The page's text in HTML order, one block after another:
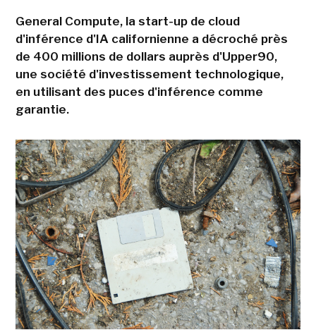
General Compute, la start-up de cloud
d'inférence d'IA californienne a décroché près
de 400 millions de dollars auprès d'Upper90,
une société d'investissement technologique,
en utilisant des puces d'inférence comme
garantie.